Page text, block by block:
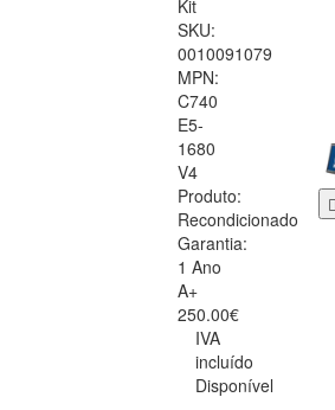
Kit
SKU:
0010091079
MPN:
C740
E5-
1680
V4
Produto:
Recondicionado
Garantia:
1 Ano
A+
250.00€
IVA
incluído
Disponível